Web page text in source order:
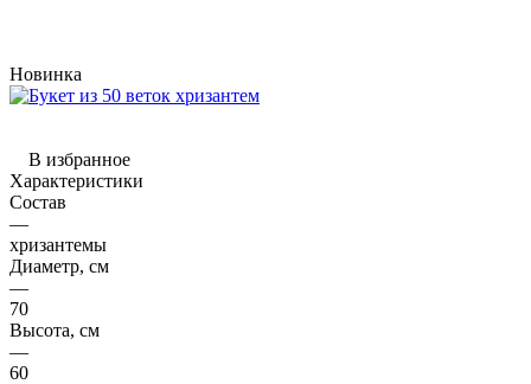
Новинка
В избранное
Характеристики
Состав
—
хризантемы
Диаметр, см
—
70
Высота, см
—
60